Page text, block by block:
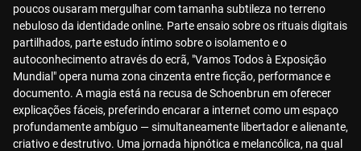
poucos ousaram mergulhar com tamanha subtileza no terreno
nebuloso da identidade online. Parte ensaio sobre os rituais digitais
partilhados, parte estudo íntimo sobre o isolamento e o
autoconhecimento através do ecrã, "Vamos Todos à Exposição
Mundial" opera numa zona cinzenta entre ficção, performance e
documento. A magia está na recusa de Schoenbrun em oferecer
explicações fáceis, preferindo encarar a internet como um espaço
profundamente ambíguo — simultaneamente libertador e alienante,
criativo e destrutivo. Uma jornada hipnótica e melancólica, na qual